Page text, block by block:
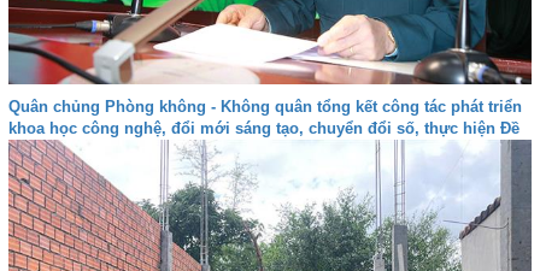
Quân chủng Phòng không - Không quân tổng kết công tác phát triển
khoa học công nghệ, đổi mới sáng tạo, chuyển đổi số, thực hiện Đề
án 06 và cải cách hành chính năm 2025